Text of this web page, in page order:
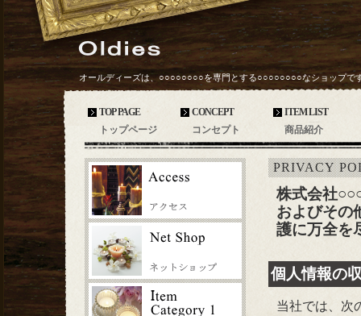
オールディーズは、○○○○○○○○を専門とする○○○○○○○○なショップで
PRIVACY
株式会社
およびその
護に万全を
個人情報の
当社では、次
トップページ
TOP PAGE
コンセプト
CONCEPT
商品紹介
ITEM LIST